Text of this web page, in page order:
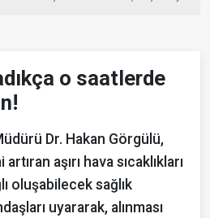
o saatlerde
Dr. Hakan Görgülü,
aşırı hava sıcaklıkları
oluşabilecek sağlık
uyararak, alınması